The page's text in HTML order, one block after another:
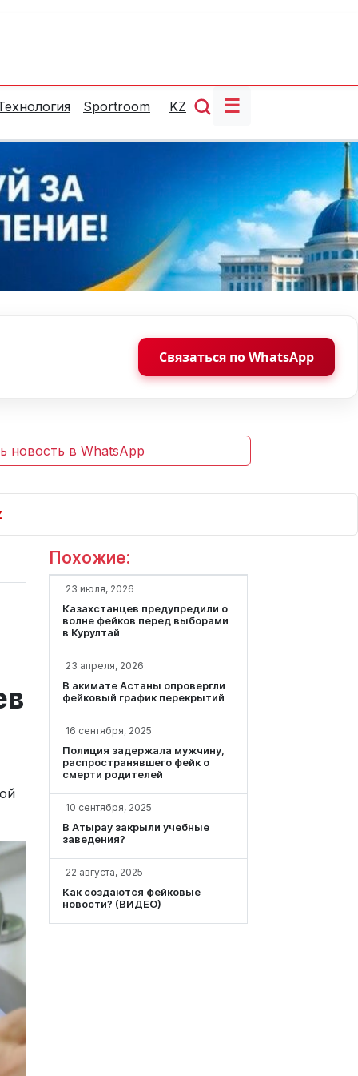
Sportroom KZ ☰
Связаться по WhatsApp
новость в WhatsApp
Похожие:
23 июля, 2026
Казахстанцев предупредили о
волне фейков перед выборами
в Курултай
23 апреля, 2026
В акимате Астаны опровергли
фейковый график перекрытий
16 сентября, 2025
Полиция задержала мужчину,
распространявшего фейк о
смерти родителей
10 сентября, 2025
В Атырау закрыли учебные
заведения?
22 августа, 2025
Как создаются фейковые
новости? (ВИДЕО)